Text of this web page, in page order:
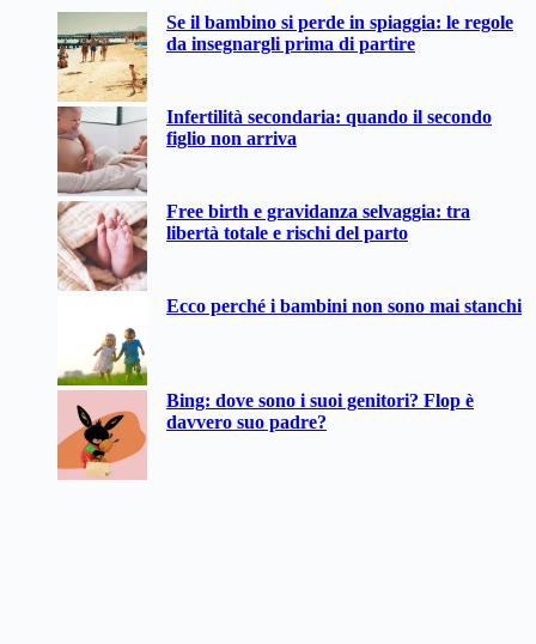
Se il bambino si perde in spiaggia: le regole
da insegnargli prima di partire
Infertilità secondaria: quando il secondo
figlio non arriva
Free birth e gravidanza selvaggia: tra
libertà totale e rischi del parto
Ecco perché i bambini non sono mai stanchi
Bing: dove sono i suoi genitori? Flop è
davvero suo padre?